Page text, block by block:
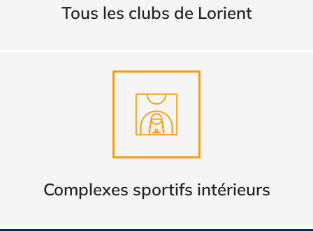
Tous les clubs de Lorient
Complexes sportifs intérieurs
Complexes sportifs intérieurs
DECOUVRIR